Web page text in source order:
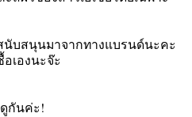
บสนุนมาจากทางแบรนด์นะคะ
เองนะจ๊ะ
กันค่ะ!